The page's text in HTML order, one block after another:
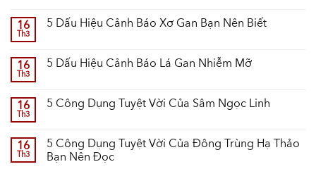
16
Th3
5 Dấu Hiệu Cảnh Báo Xơ Gan Bạn Nên Biết
16
Th3
5 Dấu Hiệu Cảnh Báo Lá Gan Nhiễm Mỡ
16
Th3
5 Công Dụng Tuyệt Vời Của Sâm Ngọc Linh
16
Th3
5 Công Dụng Tuyệt Vời Của Đông Trùng Hạ Thảo
Bạn Nên Đọc